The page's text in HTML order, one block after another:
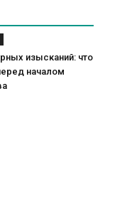
изысканий: что
началом